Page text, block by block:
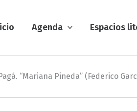
Agenda Espacios
“Mariana Pineda” (Federico